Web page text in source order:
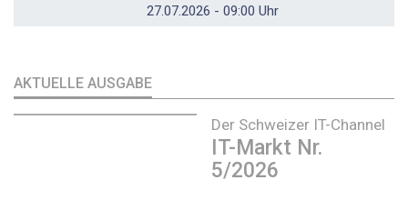
27.07.2026 - 09:00 Uhr
AKTUELLE AUSGABE
Der Schweizer IT-Channel
IT-Markt Nr.
5/2026